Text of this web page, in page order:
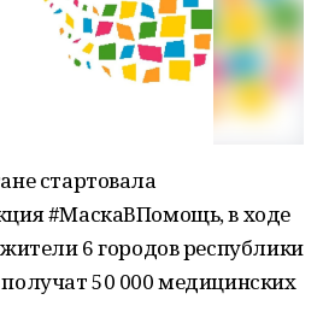
стартовала
#МаскаВПомощь, в ходе
6 городов республики
50 000 медицинских